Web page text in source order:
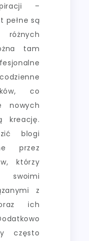
–
pełne są
tam
co
nowych
kreację.
blogi
przez
którzy
swoimi
z
ich
często